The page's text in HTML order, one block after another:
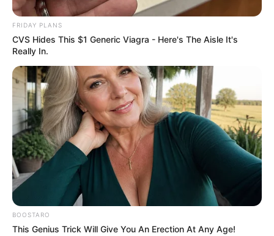
MODNE VIJESTI
OTKRIVAMO VAM NAJSKANDALOZNIJE
HALJINE SVIH VREMENA!